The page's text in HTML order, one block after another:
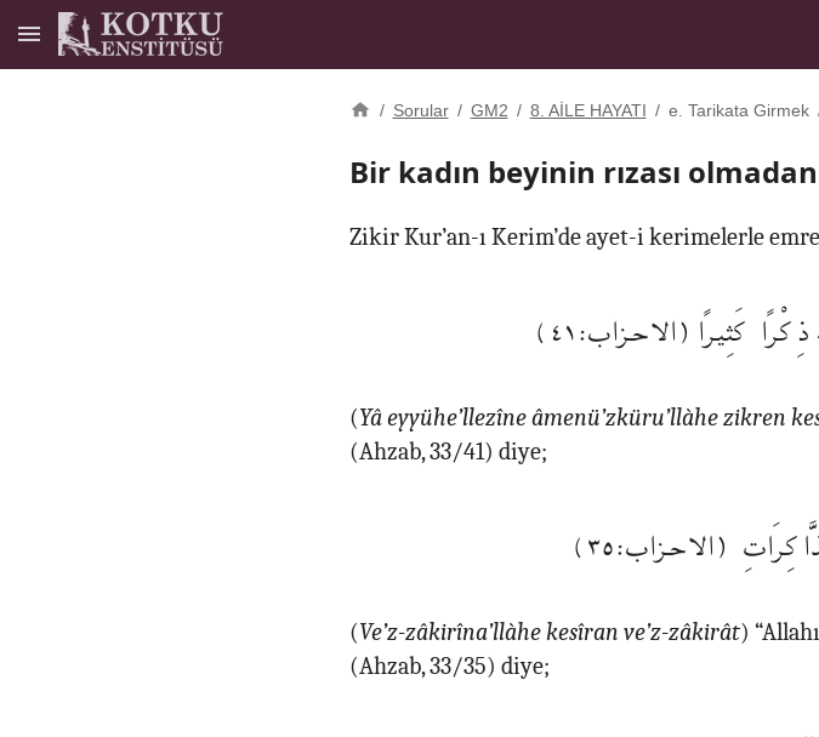
/ Sorular / GM2 / 8. AİLE HAYATI / e. Tarikata Girmek
Bir kadın beyinin rızası
Zikir Kur’an-ı Kerim’de ayet-i kerimelerle
ذِكْرًا كَثِيرًا (الاحزاب:٤١)
(Yâ eyyühe’llezîne âmenü’zküru’llàhe zikren
(Ahzab, 33/41) diye;
(الاحزاب:٣٥)
(Ve’z-zâkirîna’llàhe kesîran ve’z-zâkirât)
(Ahzab, 33/35) diye;